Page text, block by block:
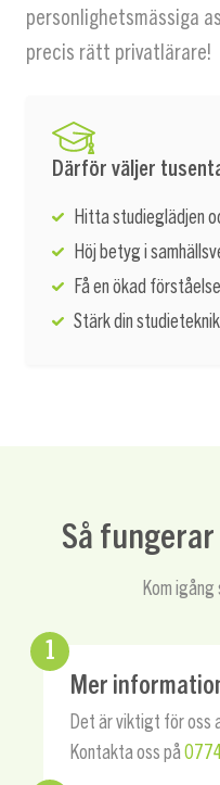
personlighetsmässiga
precis rätt privatlärare!
Därför väljer
Hitta studieglädjen
Höj betyg i
Få en ökad
Stärk din
Så fungerar
Kom
1
Mer
Det är viktigt för oss
Kontakta oss på